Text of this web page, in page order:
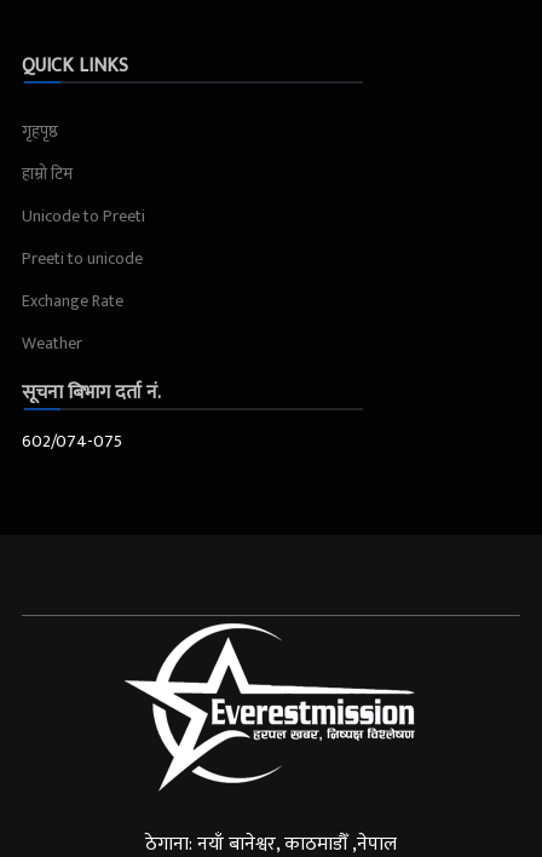
QUICK LINKS
गृहपृष्ठ
हाम्रो टिम
Unicode to Preeti
Preeti to unicode
Exchange Rate
Weather
सूचना बिभाग दर्ता नं.
602/074-075
ठेगाना: नयाँ बानेश्वर, काठमाडौँ ,नेपाल